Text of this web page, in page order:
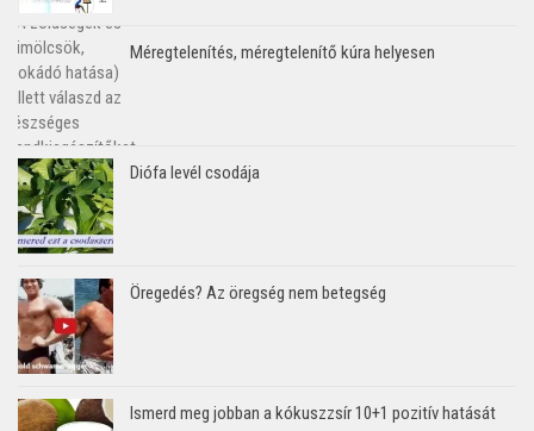
Méregtelenítés, méregtelenítő kúra helyesen
Diófa levél csodája
Öregedés? Az öregség nem betegség
Ismerd meg jobban a kókuszzsír 10+1 pozitív hatását